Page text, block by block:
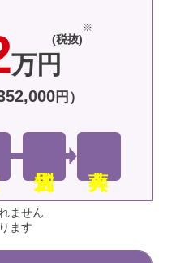
万円
(税抜)
,000円）
ません
ます